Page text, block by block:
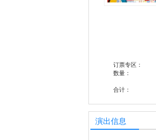
订票专区：
数量：
合计：
演出信息